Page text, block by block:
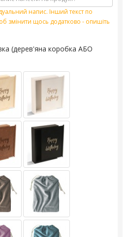
напис. Інший текст по
змінити щось додатково - опишіть
(дерев'яна коробка АБО